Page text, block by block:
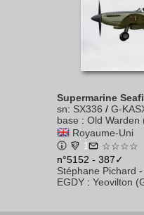
Supermarine
sn: SX336 / G-
base : Old Warden
Royaume-Uni
1
☆☆☆☆
n°5152 - 387✓
Stéphane Pichard -
EGDY : Yeovilton